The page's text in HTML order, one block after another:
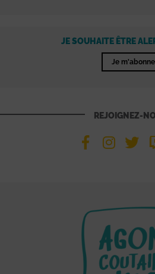
JE SOUHAITE ÊTRE
Je m'abonne
REJOIGNEZ-